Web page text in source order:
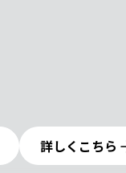
詳しくこちら